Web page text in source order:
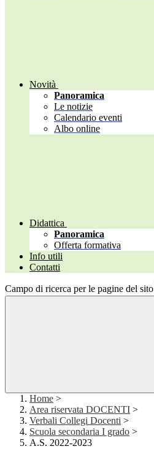
Novità
Panoramica
Le notizie
Calendario eventi
Albo online
Didattica
Panoramica
Offerta formativa
Info utili
Contatti
Campo di ricerca per le pagine del sito
Home >
Area riservata DOCENTI >
Verbali Collegi Docenti >
Scuola secondaria I grado >
A.S. 2022-2023